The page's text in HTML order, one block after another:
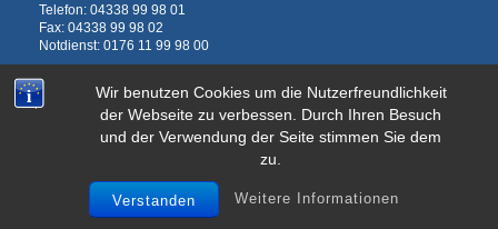
Wir benutzen Cookies um die Nutzerfreundlichkeit
der Webseite zu verbessen. Durch Ihren Besuch
und der Verwendung der Seite stimmen Sie dem
zu.
Verstanden Weitere Informationen
Telefon: 04338 99 98 01
Fax: 04338 99 98 02
Notdienst: 0176 11 99 98 00
info@toepferthomsen.de
Impressum
Hinweise zum Datenschutz
© 2026 Töpfer-Thomsen